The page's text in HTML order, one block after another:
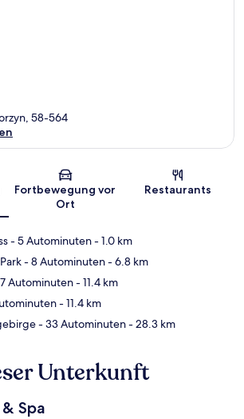
Karte
58-564
Fortbewegung vor
Ort
Restaurants
- 5 Autominuten- 1.0 km
- 8 Autominuten- 6.8 km
Autominuten- 11.4 km
- 11.4 km
- 33 Autominuten- 28.3 km
Unterkunft
Spa